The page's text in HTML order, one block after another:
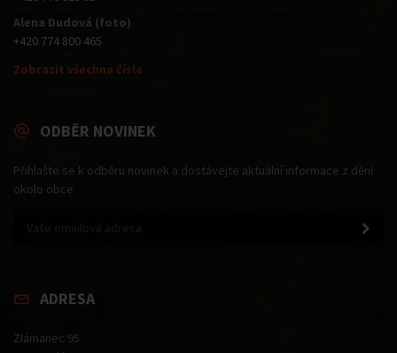
Alena Dudová (foto)
+420 774 800 465
Zobrazit všechna čísla
ODBĚR NOVINEK
Přihlašte se k odběru novinek a dostávejte aktuální informace z dění
okolo obce.
ADRESA
Zlámanec 95